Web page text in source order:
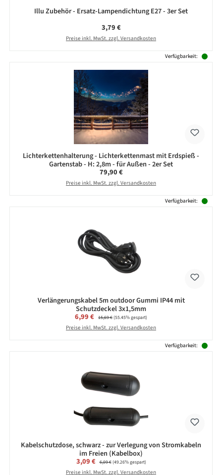
Illu Zubehör - Ersatz-Lampendichtung E27 - 3er Set
Regulärer Preis:
3,79 €
Preise inkl. MwSt. zzgl. Versandkosten
Verfügbarkeit:
Lichterkettenhalterung - Lichterkettenmast mit Erdspieß -
Gartenstab - H: 2,8m - für Außen - 2er Set
Regulärer Preis:
79,90 €
Preise inkl. MwSt. zzgl. Versandkosten
Verfügbarkeit:
Verlängerungskabel 5m outdoor Gummi IP44 mit
Schutzdeckel 3x1,5mm
Verkaufspreis:
6,99 € Regulärer Preis:
15,69 €(55.45% gespart)
Preise inkl. MwSt. zzgl. Versandkosten
Verfügbarkeit:
Kabelschutzdose, schwarz - zur Verlegung von Stromkabeln
im Freien (Kabelbox)
Verkaufspreis:
3,09 € Regulärer Preis:
6,09 €(49.26% gespart)
Preise inkl. MwSt. zzgl. Versandkosten